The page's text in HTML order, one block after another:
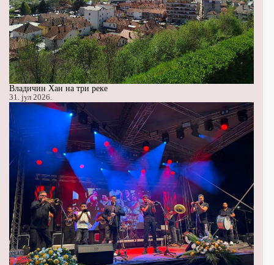
Владичин Хан на три реке
31. јул 2026.